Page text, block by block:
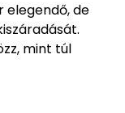
elegendő, de
mint túl